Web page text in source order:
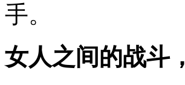
手。
女人之间的战斗，